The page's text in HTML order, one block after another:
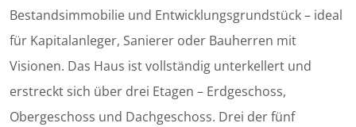
Bestandsimmobilie und Entwicklungsgrundstück – ideal
für Kapitalanleger, Sanierer oder Bauherren mit
Visionen. Das Haus ist vollständig unterkellert und
erstreckt sich über drei Etagen – Erdgeschoss,
Obergeschoss und Dachgeschoss. Drei der fünf